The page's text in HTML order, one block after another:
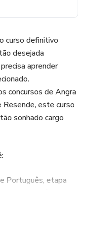
curso definitivo
desejada
aprender
concursos de Angra
Resende, este curso
sonhado cargo
Português, etapa